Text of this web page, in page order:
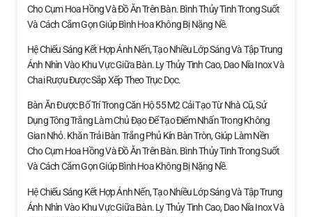
Cho Cụm Hoa Hồng Và Đồ Ăn Trên Bàn. Bình Thủy Tinh Trong Suốt
Và Cách Cắm Gọn Giúp Bình Hoa Không Bị Nặng Nề.
Hệ Chiếu Sáng Kết Hợp Ánh Nến, Tạo Nhiều Lớp Sáng Và Tập Trung
Ánh Nhìn Vào Khu Vực Giữa Bàn. Ly Thủy Tinh Cao, Dao Nĩa Inox Và
Chai Rượu Được Sắp Xếp Theo Trục Dọc.
Bàn Ăn Được Bố Trí Trong Căn Hộ 55 M2 Cải Tạo Từ Nhà Cũ, Sử
Dụng Tông Trắng Làm Chủ Đạo Để Tạo Điểm Nhấn Trong Không
Gian Nhỏ. Khăn Trải Bàn Trắng Phủ Kín Bàn Tròn, Giúp Làm Nền
Cho Cụm Hoa Hồng Và Đồ Ăn Trên Bàn. Bình Thủy Tinh Trong Suốt
Và Cách Cắm Gọn Giúp Bình Hoa Không Bị Nặng Nề.
Hệ Chiếu Sáng Kết Hợp Ánh Nến, Tạo Nhiều Lớp Sáng Và Tập Trung
Ánh Nhìn Vào Khu Vực Giữa Bàn. Ly Thủy Tinh Cao, Dao Nĩa Inox Và